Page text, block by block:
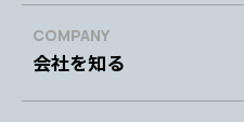
COMPANY
会社を知る